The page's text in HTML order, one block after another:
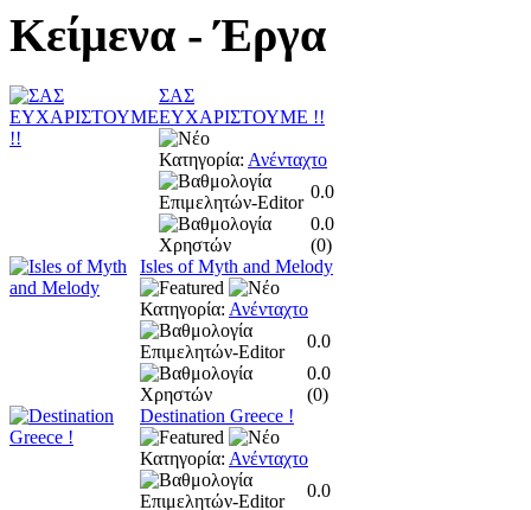
Κείμενα - Έργα
ΣΑΣ
ΕΥΧΑΡΙΣΤΟΥΜΕ !!
Κατηγορία: Ανένταχτο
0.0
0.0
(0)
Isles of Myth and Melody
Κατηγορία: Ανένταχτο
0.0
0.0
(0)
Destination Greece !
Κατηγορία: Ανένταχτο
0.0